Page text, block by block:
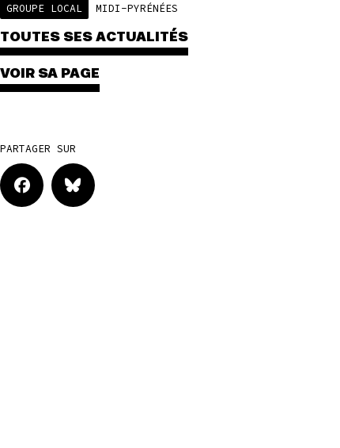
GROUPE LOCAL MIDI-PYRÉNÉES
TOUTES SES ACTUALITÉS
VOIR SA PAGE
PARTAGER SUR